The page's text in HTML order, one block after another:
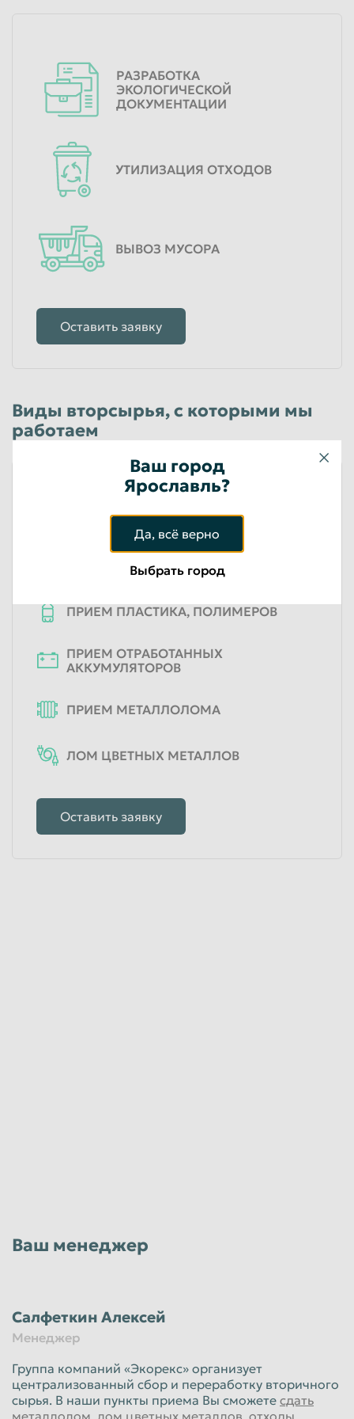
РАЗРАБОТКА
ЭКОЛОГИЧЕСКОЙ
ДОКУМЕНТАЦИИ
УТИЛИЗАЦИЯ ОТХОДОВ
ВЫВОЗ МУСОРА
Оставить заявку
Виды вторсырья, с которыми мы
работаем
ПРИЕМ ЭЛЕКТРОННОГО ЛОМА
ПРИЕМ МАКУЛАТУРЫ
ПРИЕМ ПЛАСТИКА, ПОЛИМЕРОВ
ПРИЕМ ОТРАБОТАННЫХ
АККУМУЛЯТОРОВ
ПРИЕМ МЕТАЛЛОЛОМА
ЛОМ ЦВЕТНЫХ МЕТАЛЛОВ
Оставить заявку
Ваш менеджер
Салфеткин Алексей
Менеджер
Группа компаний «Экорекс» организует
централизованный сбор и переработку вторичного
сырья. В наши пункты приема Вы сможете сдать
металлолом лом цветных металлов отходы
Ваш город
Ярославль?
Да, всё верно
Выбрать город